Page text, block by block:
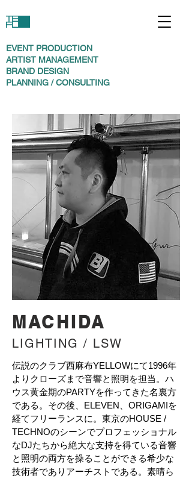
EVENT PRODUCTION
ARTIST MANAGEMENT
BRAND DESIGN
PLANNING / CONSULTING
MACHIDA
LIGHTING / LSW
伝説のクラブ西麻布YELLOWにて1996年
よりクローズまで音響と照明を担当。ハ
ウス黄金期のPARTYを作ってきた名裏方
である。その後、ELEVEN、ORIGAMIを
経てフリーランスに。東京のHOUSE /
TECHNOのシーンでプロフェッショナル
なDJたちから絶大な支持を得ている音響
と照明の両方を操ることができる希少な
技術者でありアーチストである。素晴ら